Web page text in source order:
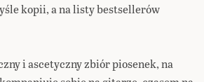
kopii, a na listy bestsellerów
i ascetyczny zbiór piosenek, na